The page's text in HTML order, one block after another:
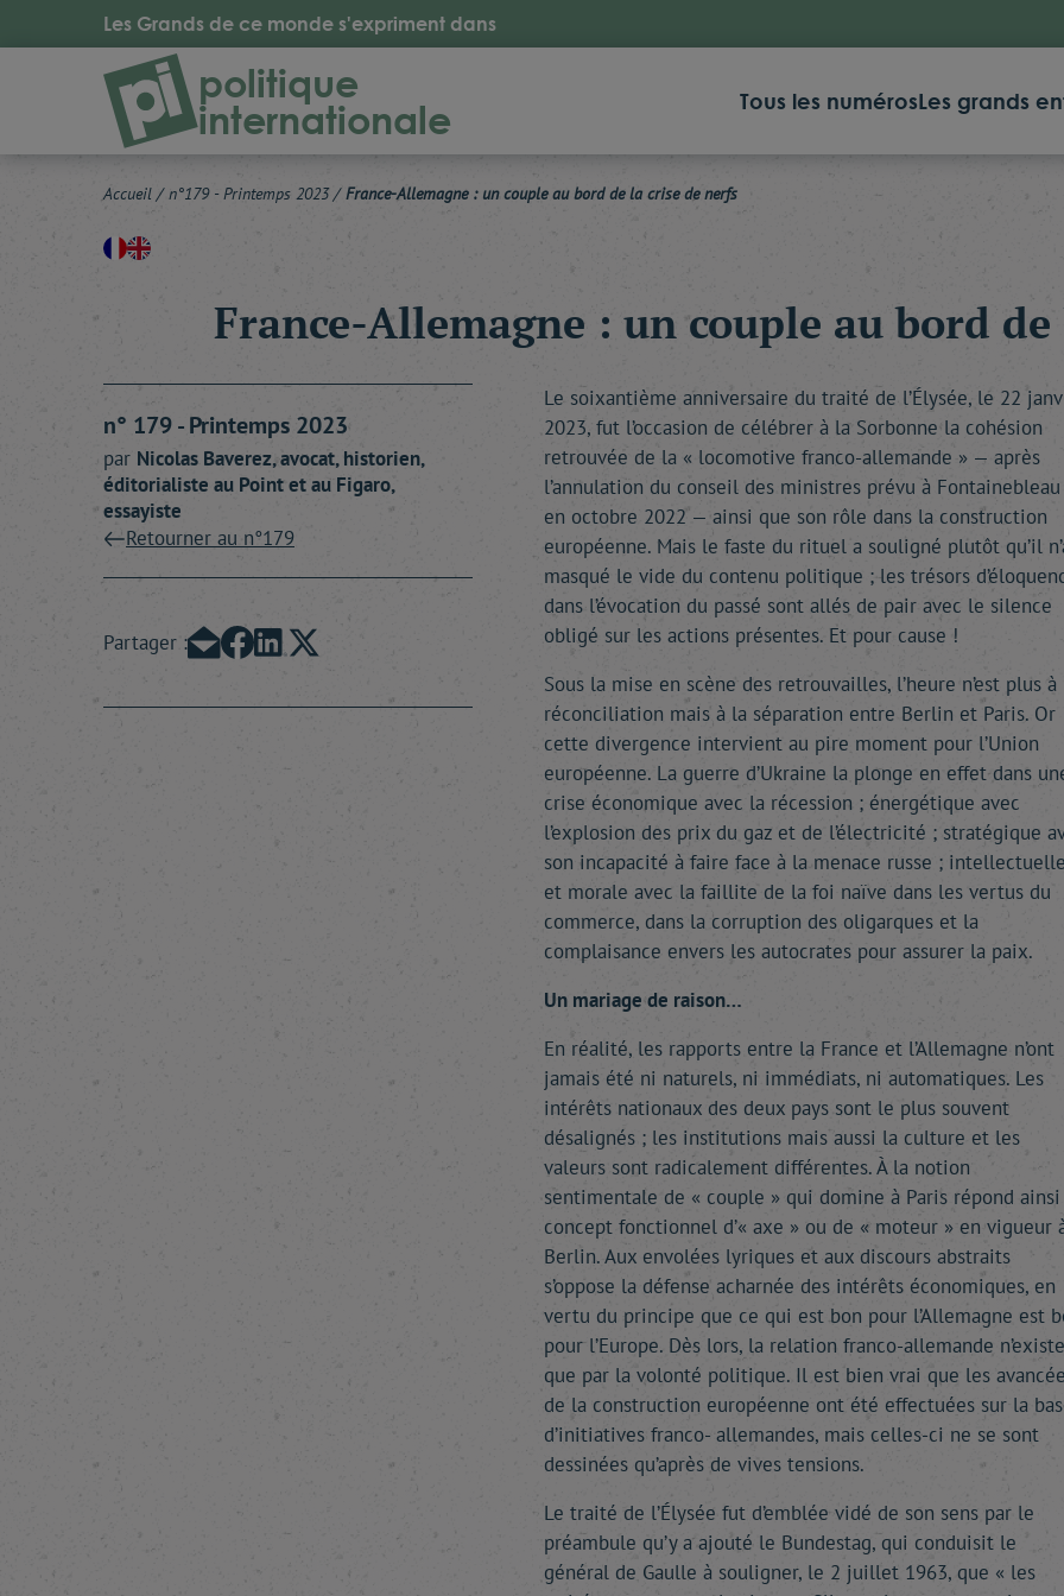
Les Grands de ce monde s'expriment dans
politique
internationale Tous les numérosLes grands
Accueil / n°179 - Printemps 2023/ France-Allemagne : un couple au bord de la crise de nerfs
France-Allemagne : un couple au bord
n° 179 - Printemps 2023
par Nicolas Baverez, avocat, historien,
éditorialiste au Point et au Figaro,
essayiste
Retourner au n°179
Partager :
Le soixantième anniversaire du traité de l’Élysée, le 22
2023, fut l’occasion de célébrer à la Sorbonne la cohésion
retrouvée de la « locomotive franco-allemande » — après
l’annulation du conseil des ministres prévu à Fontainebleau
en octobre 2022 — ainsi que son rôle dans la construction
européenne. Mais le faste du rituel a souligné plutôt qu’il
masqué le vide du contenu politique ; les trésors
dans l’évocation du passé sont allés de pair avec le silence
obligé sur les actions présentes. Et pour cause !
Sous la mise en scène des retrouvailles, l’heure n’est plus à
réconciliation mais à la séparation entre Berlin et Paris. Or
cette divergence intervient au pire moment pour l’Union
européenne. La guerre d’Ukraine la plonge en effet dans
crise économique avec la récession ; énergétique avec
l’explosion des prix du gaz et de l’électricité ; stratégique
son incapacité à faire face à la menace russe ;
et morale avec la faillite de la foi naïve dans les vertus du
commerce, dans la corruption des oligarques et la
complaisance envers les autocrates pour assurer la paix.
Un mariage de raison…
En réalité, les rapports entre la France et l’Allemagne n’ont
jamais été ni naturels, ni immédiats, ni automatiques. Les
intérêts nationaux des deux pays sont le plus souvent
désalignés ; les institutions mais aussi la culture et les
valeurs sont radicalement différentes. À la notion
sentimentale de « couple » qui domine à Paris répond
concept fonctionnel d’« axe » ou de « moteur » en vigueur
Berlin. Aux envolées lyriques et aux discours abstraits
s’oppose la défense acharnée des intérêts économiques, en
vertu du principe que ce qui est bon pour l’Allemagne est
pour l’Europe. Dès lors, la relation franco-allemande n’existe
que par la volonté politique. Il est bien vrai que les
de la construction européenne ont été effectuées sur la
d’initiatives franco- allemandes, mais celles-ci ne se sont
dessinées qu’après de vives tensions.
Le traité de l’Élysée fut d’emblée vidé de son sens par le
préambule qu’y a ajouté le Bundestag, qui conduisit le
général de Gaulle à souligner, le 2 juillet 1963, que « les